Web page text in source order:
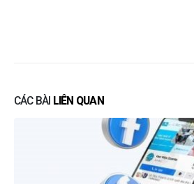
CÁC BÀI LIÊN QUAN